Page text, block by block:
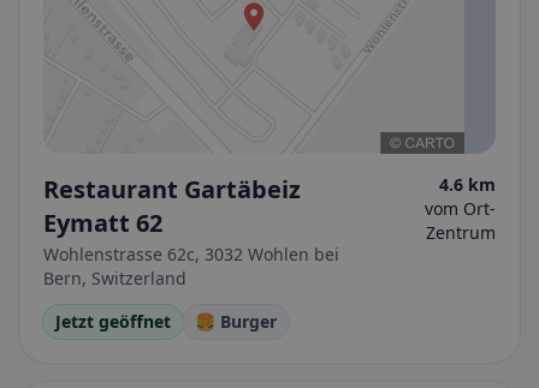
Restaurant Gartäbeiz
Eymatt 62
Wohlenstrasse 62c, 3032 Wohlen bei
Bern, Switzerland
4.6 km
vom Ort-
Zentrum
Jetzt geöffnet 🍔 Burger